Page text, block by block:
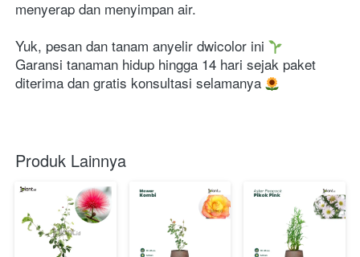
menyerap dan menyimpan air.
Yuk, pesan dan tanam anyelir dwicolor ini
Garansi tanaman hidup hingga 14 hari sejak paket
diterima dan gratis konsultasi selamanya
Produk Lainnya